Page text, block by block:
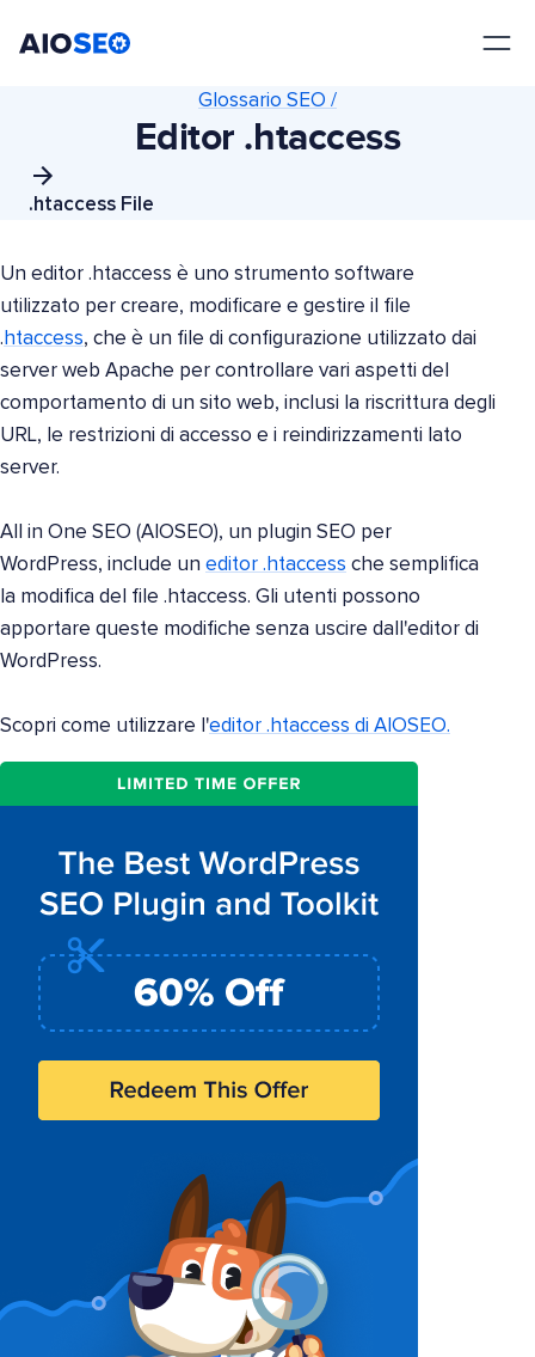
Glossario SEO /
Editor .htaccess
.htaccess File
Un editor .htaccess è uno strumento software
utilizzato per creare, modificare e gestire il file
. htaccess, che è un file di configurazione utilizzato dai
server web Apache per controllare vari aspetti del
comportamento di un sito web, inclusi la riscrittura degli
URL, le restrizioni di accesso e i reindirizzamenti lato
server.
All in One SEO (AIOSEO), un plugin SEO per
WordPress, include un editor .htaccess che semplifica
la modifica del file .htaccess. Gli utenti possono
apportare queste modifiche senza uscire dall'editor di
WordPress.
Scopri come utilizzare l'editor .htaccess di AIOSEO.